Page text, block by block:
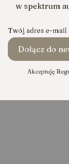
w spektrum
Twój adres e-mail
Dołącz do
Akceptuję